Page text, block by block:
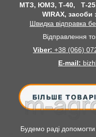
МТЗ, ЮМЗ, Т-40, Т-25,
WIRAX, засоби
Швидка відправка
Відправлення
Viber: +38 (066)
E-mail:
Будемо раді